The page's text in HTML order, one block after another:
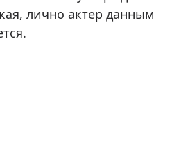
лично актер данным